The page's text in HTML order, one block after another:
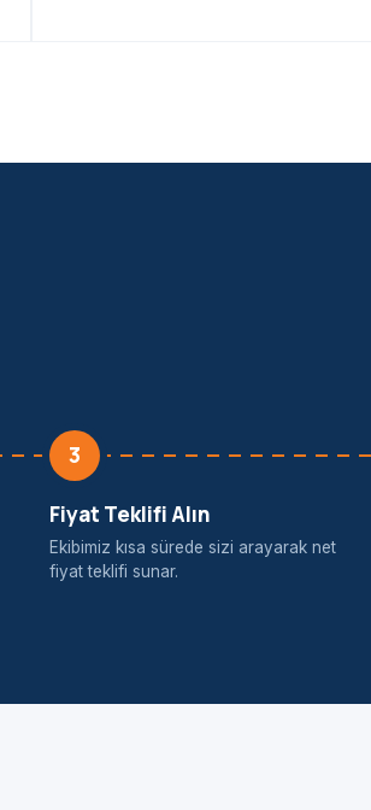
3
Fiyat Teklifi Alın
Ekibimiz kısa sürede sizi arayarak net
fiyat teklifi sunar.